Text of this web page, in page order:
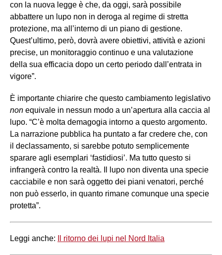
con la nuova legge è che, da oggi, sarà possibile
abbattere un lupo non in deroga al regime di stretta
protezione, ma all’interno di un piano di gestione.
Quest’ultimo, però, dovrà avere obiettivi, attività e azioni
precise, un monitoraggio continuo e una valutazione
della sua efficacia dopo un certo periodo dall’entrata in
vigore”.
È importante chiarire che questo cambiamento legislativo
non equivale in nessun modo a un’apertura alla caccia al
lupo. “C’è molta demagogia intorno a questo argomento.
La narrazione pubblica ha puntato a far credere che, con
il declassamento, si sarebbe potuto semplicemente
sparare agli esemplari ‘fastidiosi’. Ma tutto questo si
infrangerà contro la realtà. Il lupo non diventa una specie
cacciabile e non sarà oggetto dei piani venatori, perché
non può esserlo, in quanto rimane comunque una specie
protetta”.
Leggi anche: Il ritorno dei lupi nel Nord Italia